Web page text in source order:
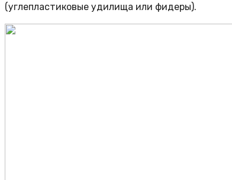
(углепластиковые удилища или фидеры).